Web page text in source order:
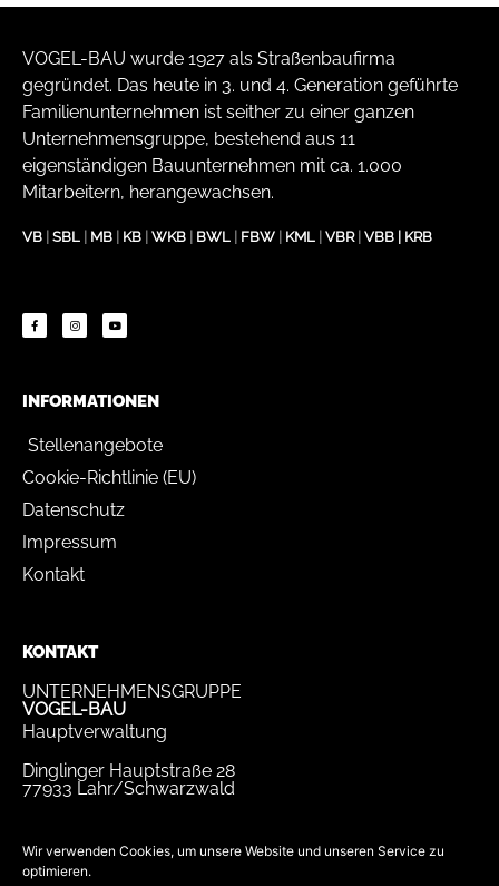
Wir verwenden Cookies, um unsere Website und unseren Service zu
optimieren.
VOGEL-BAU wurde 1927 als Straßenbaufirma
gegründet. Das heute in 3. und 4. Generation geführte
Familienunternehmen ist seither zu einer ganzen
Unternehmensgruppe, bestehend aus 11
eigenständigen Bauunternehmen mit ca. 1.000
Mitarbeitern, herangewachsen.
VB SBL MB KB WKB BWL FBW KML VBR| VBB KRB
INFORMATIONEN
Stellenangebote
Cookie-Richtlinie (EU)
Datenschutz
Impressum
Kontakt
KONTAKT
UNTERNEHMENSGRUPPE
VOGEL-BAU
Hauptverwaltung
Dinglinger Hauptstraße 28
77933 Lahr/Schwarzwald
bewerbung@vogel-bau.de